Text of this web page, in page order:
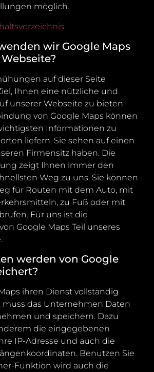
möglich.
wir Google Maps
auf dieser Seite
Ihnen eine nützliche und
unserer Webseite zu bieten.
von Google Maps können
Informationen zu
liefern. Sie sehen auf einen
Firmensitz haben. Die
zeigt Ihnen immer den
Weg zu uns. Sie können
für Routen mit dem Auto, mit
zu Fuß oder mit
Für uns ist die
Google Maps Teil unseres
werden von Google
ihren Dienst vollständig
muss das Unternehmen Daten
und speichern. Dazu
die eingegebenen
IP-Adresse und auch die
Benutzen Sie
Funktion wird auch die